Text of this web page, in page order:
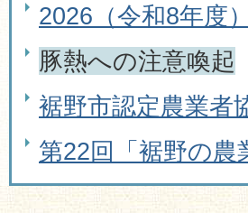
2026（令和8年度
豚熱への注意喚起
裾野市認定農業者
第22回「裾野の